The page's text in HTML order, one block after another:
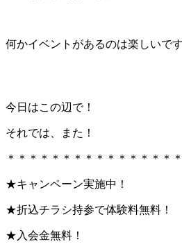
何かイベントがあるのは楽しいです
今日はこの辺で！
それでは、また！
＊＊＊＊＊＊＊＊＊＊＊＊＊＊＊
★キャンペーン実施中！
★折込チラシ持参で体験料無料！
★入会金無料！